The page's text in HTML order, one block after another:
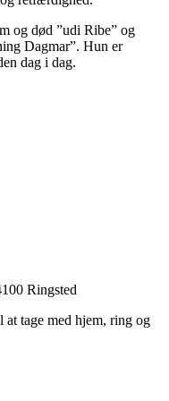
og død ”udi Ribe” og
Dagmar”. Hun er
dag i dag.
Ringsted
tage med hjem, ring og